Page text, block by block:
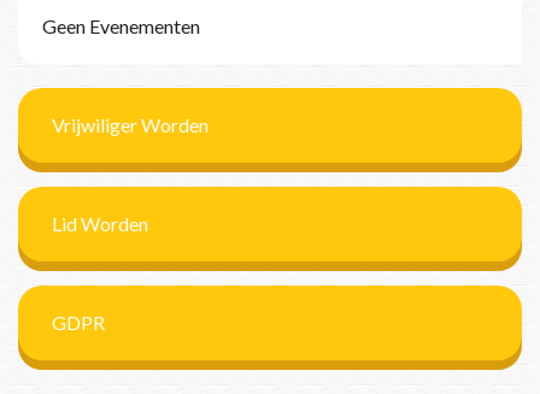
Geen Evenementen
Vrijwiliger Worden
Lid Worden
GDPR